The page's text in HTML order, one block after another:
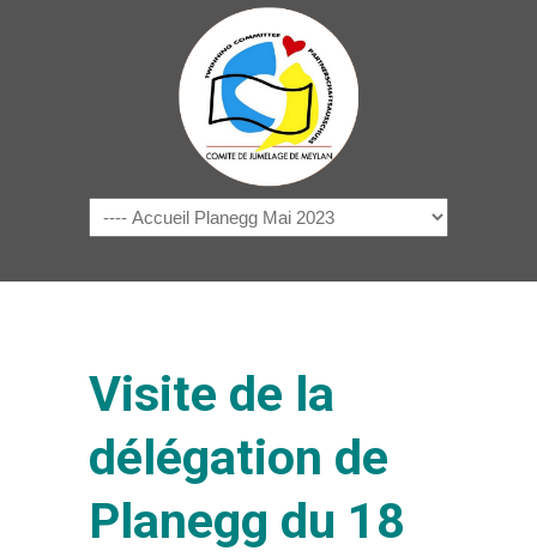
Navigation
Visite de la
délégation de
Planegg du 18